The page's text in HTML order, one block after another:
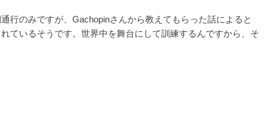
行のみですが、Gachopinさんから教えてもらった話によると
ているそうです。世界中を舞台にして訓練するんですから、そ